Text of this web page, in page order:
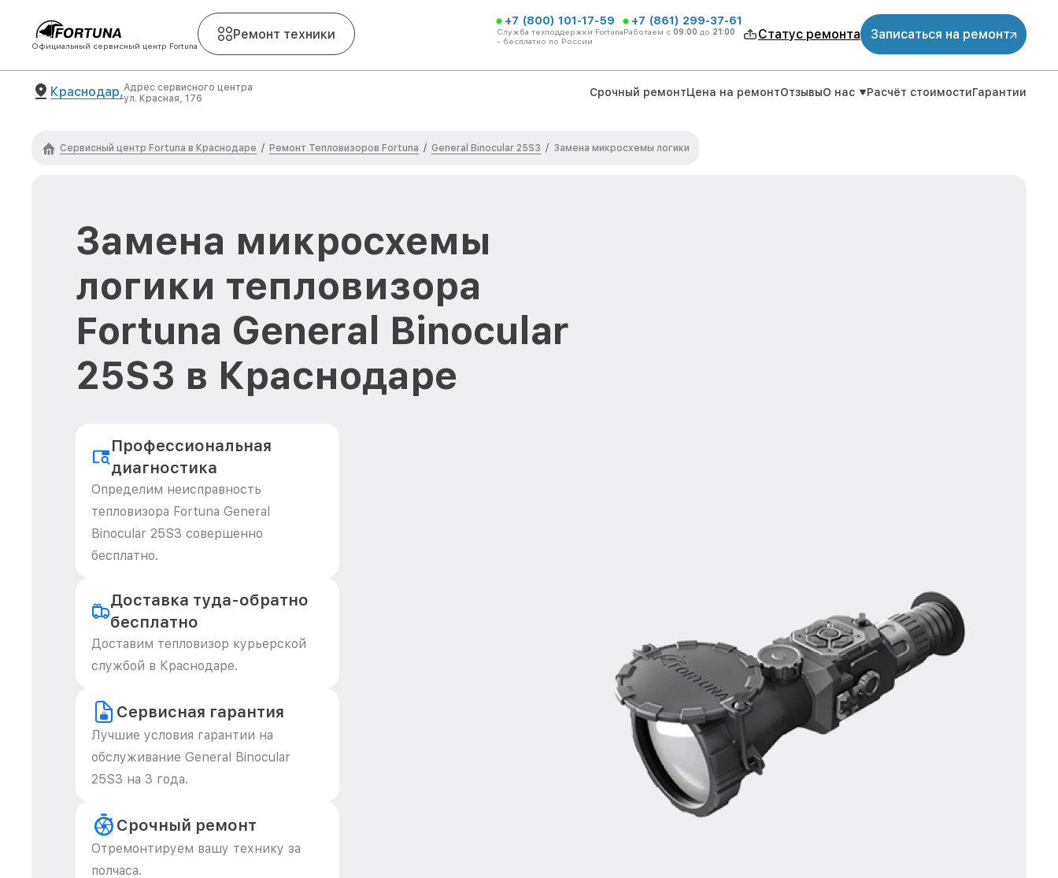
Официальный сервисный центр Fortuna
Ремонт техники
+7 (800) 101-17-59
Служба техподдержки Fortuna
- бесплатно по России
+7 (861) 299-37-61
Работаем с 09:00 до 21:00 Статус ремонта Записаться на ремонт
Краснодар,Адрес сервисного центра
ул. Красная, 176
Срочный ремонтЦена на ремонтОтзывыО нас Расчёт стоимостиГарантии
Сервисный центр Fortuna в Краснодаре / Ремонт Тепловизоров Fortuna / General Binocular 25S3 / Замена микросхемы логики
Замена микросхемы
логики тепловизора
Fortuna General Binocular
25S3 в Краснодаре
Профессиональная
диагностика
Определим неисправность
тепловизора Fortuna General
Binocular 25S3 совершенно
бесплатно.
Доставка туда-обратно
бесплатно
Доставим тепловизор курьерской
службой в Краснодаре.
Сервисная гарантия
Лучшие условия гарантии на
обслуживание General Binocular
25S3 на 3 года.
Срочный ремонт
Отремонтируем вашу технику за
полчаса.